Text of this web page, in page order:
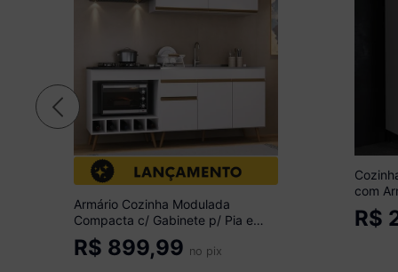
Armário Cozinha Modulada
Compacta c/ Gabinete p/ Pia e
Balcão p/ Cooktop Veneza
Multimóveis MP3775
R$ 899,99 no pix
com
com
R$